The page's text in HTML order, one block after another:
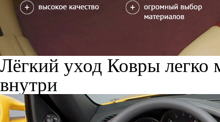
Лёгкий уход Ковры легко
внутри